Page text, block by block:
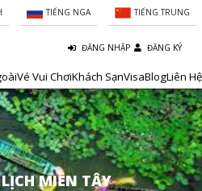
TIẾNG NGA TIẾNG TRUNG
ĐĂNG NHẬP ĐĂNG KÝ
Vé Vui ChơiKhách SạnVisaBlogLiên Hệ
MIỀN TÂY